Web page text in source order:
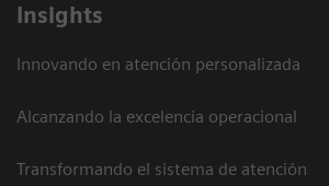
Insights
Innovando en atención personalizada
Alcanzando la excelencia operacional
Transformando el sistema de atención